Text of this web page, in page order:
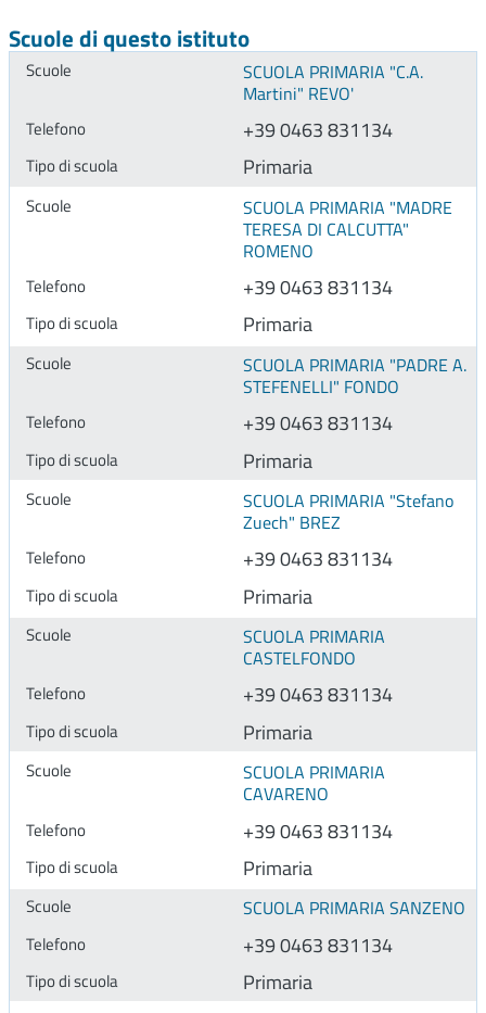
Scuole di questo istituto
SCUOLA PRIMARIA "C.A.
Martini" REVO'
+39 0463 831134
Primaria
SCUOLA PRIMARIA "MADRE
TERESA DI CALCUTTA"
ROMENO
+39 0463 831134
Primaria
SCUOLA PRIMARIA "PADRE A.
STEFENELLI" FONDO
+39 0463 831134
Primaria
SCUOLA PRIMARIA "Stefano
Zuech" BREZ
+39 0463 831134
Primaria
SCUOLA PRIMARIA
CASTELFONDO
+39 0463 831134
Primaria
SCUOLA PRIMARIA
CAVARENO
+39 0463 831134
Primaria
SCUOLA PRIMARIA SANZENO
+39 0463 831134
Primaria